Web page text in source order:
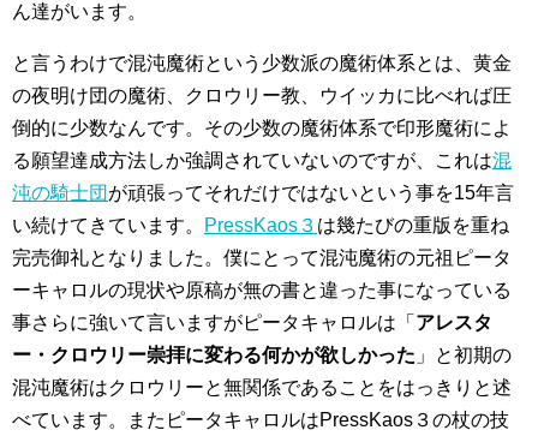
ん達がいます。
と言うわけで混沌魔術という少数派の魔術体系とは、黄金
の夜明け団の魔術、クロウリー教、ウイッカに比べれば圧
倒的に少数なんです。その少数の魔術体系で印形魔術によ
る願望達成方法しか強調されていないのですが、これは混
沌の騎士団 が頑張ってそれだけではないという事を15年言
い続けてきています。
PressKaos３ は幾たびの重版を重ね
完売御礼となりました。僕にとって混沌魔術の元祖ピータ
ーキャロルの現状や原稿が無の書と違った事になっている
事さらに強いて言いますがピータキャロルは「 アレスタ
ー・クロウリー崇拝に変わる何かが欲しかった 」と初期の
混沌魔術はクロウリーと無関係であることをはっきりと述
べています。またピータキャロルはPressKaos３の杖の技